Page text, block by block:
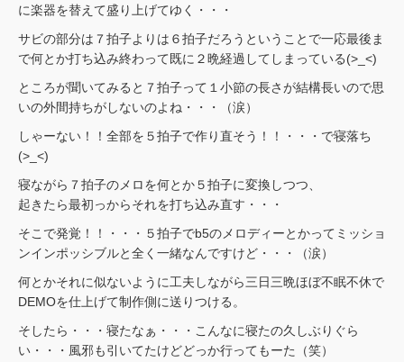
に楽器を替えて盛り上げてゆく・・・
サビの部分は７拍子よりは６拍子だろうということで一応最後ま
で何とか打ち込み終わって既に２晩経過してしまっている(>_<)
ところが聞いてみると７拍子って１小節の長さが結構長いので思
いの外間持ちがしないのよね・・・（涙）
しゃーない！！全部を５拍子で作り直そう！！・・・で寝落ち
(>_<)
寝ながら７拍子のメロを何とか５拍子に変換しつつ、
起きたら最初っからそれを打ち込み直す・・・
そこで発覚！！・・・５拍子でb5のメロディーとかってミッショ
ンインポッシブルと全く一緒なんですけど・・・（涙）
何とかそれに似ないように工夫しながら三日三晩ほぼ不眠不休で
DEMOを仕上げて制作側に送りつける。
そしたら・・・寝たなぁ・・・こんなに寝たの久しぶりぐら
い・・・風邪も引いてたけどどっか行ってもーた（笑）